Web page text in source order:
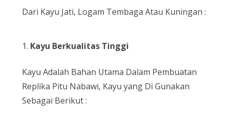
Dari Kayu Jati, Logam Tembaga Atau Kuningan :
1. Kayu Berkualitas Tinggi
Kayu Adalah Bahan Utama Dalam Pembuatan
Replika Pitu Nabawi, Kayu yang Di Gunakan
Sebagai Berikut :